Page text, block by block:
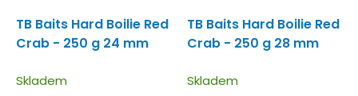
TB Baits Hard Boilie Red
Crab - 250 g 24 mm
Skladem
TB Baits Hard Boilie Red
Crab - 250 g 28 mm
Skladem